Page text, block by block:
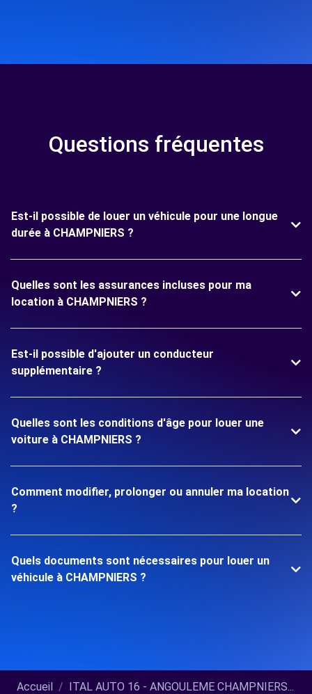
Questions fréquentes
Est-il possible de louer un véhicule pour une longue
durée à CHAMPNIERS ?
Quelles sont les assurances incluses pour ma
location à CHAMPNIERS ?
Est-il possible d'ajouter un conducteur
supplémentaire ?
Quelles sont les conditions d'âge pour louer une
voiture à CHAMPNIERS ?
Comment modifier, prolonger ou annuler ma location
?
Quels documents sont nécessaires pour louer un
véhicule à CHAMPNIERS ?
Accueil ITAL AUTO 16 - ANGOULEME CHAMPNIERS...